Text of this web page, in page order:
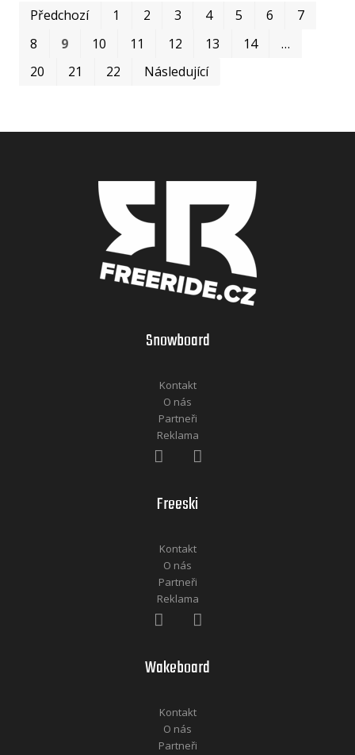
Předchozí 1 2 3 4 5 6
7
8
9 10 11 12 13 14
…
20
21 22 Následující
Snowboard
Kontakt
O nás
Partneři
Reklama
Freeski
Kontakt
O nás
Partneři
Reklama
Wakeboard
Kontakt
O nás
Partneři